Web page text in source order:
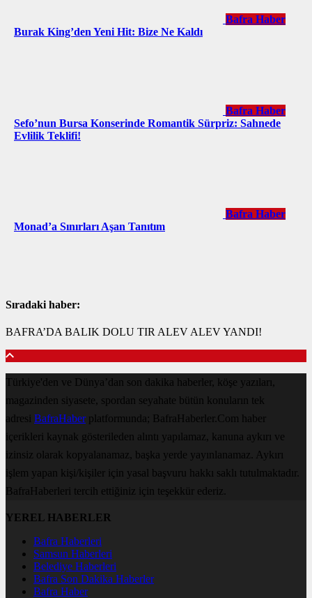
Bafra Haber
Burak King’den Yeni Hit: Bize Ne Kaldı
Bafra Haber
Sefo’nun Bursa Konserinde Romantik Sürpriz: Sahnede
Evlilik Teklifi!
Bafra Haber
Monad’a Sınırları Aşan Tanıtım
Sıradaki haber:
BAFRA’DA BALIK DOLU TIR ALEV ALEV YANDI!
Türkiye'den ve Dünya’dan son dakika haberler, köşe yazıları,
magazinden siyasete, spordan seyahate bütün konuların tek
adresi BafraHaberplatformunda; BafraHaberler.Com haber
içerikleri kaynak gösterileden alıntı yapılamaz, kanuna aykırı ve
izinsiz olarak kopyalanamaz, başka yerde yayınlanamaz. Aykırı
işlem yapan kişi/kişiler için yasal başvuru hakkı saklı tutulmaktadır.
BafraHaberleri tercih ettiğiniz için teşekkür ederiz.
YEREL HABERLER
Bafra Haberleri
Samsun Haberleri
Belediye Haberleri
Bafra Son Dakika Haberler
Bafra Haber